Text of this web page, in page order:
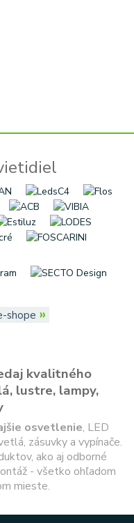
shope »
kvalitného
lustre, lampy,
osvetlenie, LED
zásuvky a vypínače.
ako aj odborné
- všetko ohľadom
mieste.